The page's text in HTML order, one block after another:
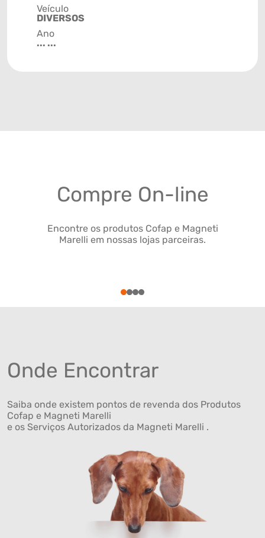
Veículo
DIVERSOS
Ano
... ...
Compre On-line
Encontre os produtos Cofap e Magneti
Marelli em nossas lojas parceiras.
1234
Onde Encontrar
Saiba onde existem pontos de revenda dos Produtos
Cofap e Magneti Marelli
e os Serviços Autorizados da Magneti Marelli .